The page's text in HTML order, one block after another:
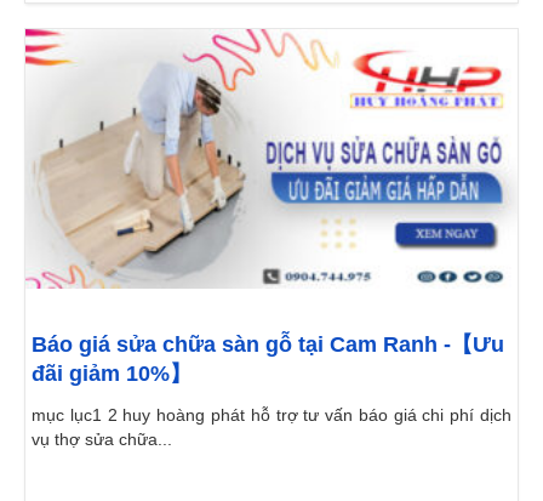
Báo giá sửa chữa sàn gỗ tại Cam Ranh -【Ưu
đãi giảm 10%】
mục lục1 2 huy hoàng phát hỗ trợ tư vấn báo giá chi phí dịch
vụ thợ sửa chữa...